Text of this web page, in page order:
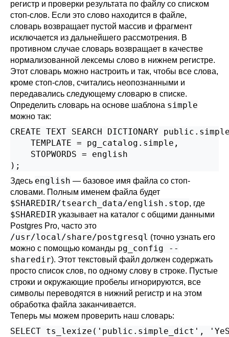
регистр и проверки результата по файлу со списком
стоп-слов. Если это слово находится в файле,
словарь возвращает пустой массив и фрагмент
исключается из дальнейшего рассмотрения. В
противном случае словарь возвращает в качестве
нормализованной лексемы слово в нижнем регистре.
Этот словарь можно настроить и так, чтобы все слова,
кроме стоп-слов, считались неопознанными и
передавались следующему словарю в списке.
Определить словарь на основе шаблона simple
можно так:
CREATE TEXT SEARCH DICTIONARY
    TEMPLATE = pg_catalog.simple,
    STOPWORDS = english
);
Здесь english — базовое имя файла со стоп-
словами. Полным именем файла будет
$SHAREDIR/tsearch_data/english.stop, где
$SHAREDIR указывает на каталог с общими данными
Postgres Pro, часто это
/usr/local/share/postgresql (точно узнать его
можно с помощью команды pg_config --
sharedir). Этот текстовый файл должен содержать
просто список слов, по одному слову в строке. Пустые
строки и окружающие пробелы игнорируются, все
символы переводятся в нижний регистр и на этом
обработка файла заканчивается.
Теперь мы можем проверить наш словарь:
SELECT ts_lexize('public.simple_dict',